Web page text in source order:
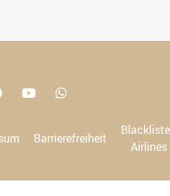
Barrierefreiheit
Airlines